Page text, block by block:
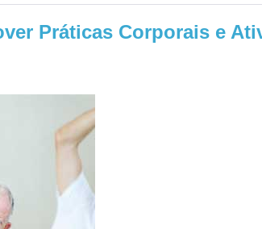
Práticas Corporais e